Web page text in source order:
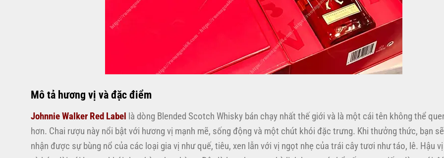
Mô tả hương vị và đặc điểm
Johnnie Walker Red Label là dòng Blended Scotch Whisky bán chạy nhất thế giới và là một cái tên không thể
hơn. Chai rượu này nổi bật với hương vị mạnh mẽ, sống động và một chút khói đặc trưng. Khi thưởng thức, bạn
nhận được sự bùng nổ của các loại gia vị như quế, tiêu, xen lẫn với vị ngọt nhẹ của trái cây tươi như táo, lê. Hậu